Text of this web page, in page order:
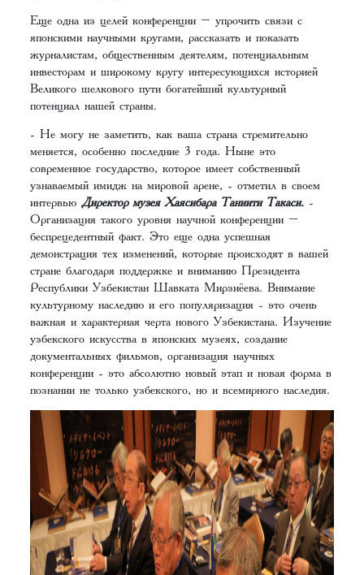
Еще одна из целей конференции – упрочить связи с
японскими научными кругами, рассказать и показать
журналистам, общественным деятелям, потенциальным
инвесторам и широкому кругу интересующихся историей
Великого шелкового пути богатейший культурный
потенциал нашей страны.
- Не могу не заметить, как ваша страна стремительно
меняется, особенно последние 3 года. Ныне это
современное государство, которое имеет собственный
узнаваемый имидж на мировой арене, - отметил в своем
интервьюДиректор музея Хаясибара Таниити Такаси. -
Организация такого уровня научной конференции –
беспрецедентный факт. Это еще одна успешная
демонстрация тех изменений, которые происходят в вашей
стране благодаря поддержке и вниманию Президента
Республики Узбекистан Шавката Мирзиёева. Внимание
культурному наследию и его популяризация - это очень
важная и характерная черта нового Узбекистана. Изучение
узбекского искусства в японских музеях, создание
документальных фильмов, организация научных
конференции - это абсолютно новый этап и новая форма в
познании не только узбекского, но и всемирного наследия.